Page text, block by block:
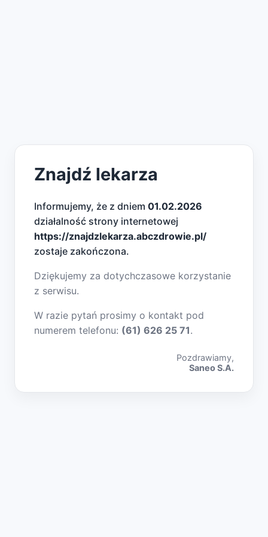
Znajdź lekarza
Informujemy, że z dniem 01.02.2026
działalność strony internetowej
https://znajdzlekarza.abczdrowie.pl/
zostaje zakończona.
Dziękujemy za dotychczasowe korzystanie
z serwisu.
W razie pytań prosimy o kontakt pod
numerem telefonu: (61) 626 25 71.
Pozdrawiamy,
Saneo S.A.